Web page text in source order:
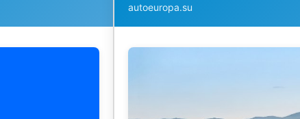
autoeuropa.su